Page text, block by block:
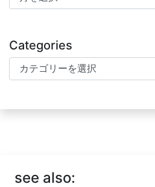
Categories
Categories
see also: